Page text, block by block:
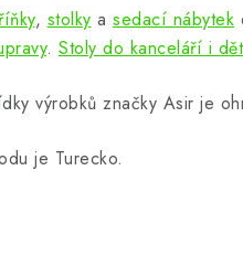
, stolky a sedací nábytek
. Stoly do kanceláří i
výrobků značky Asir je
je Turecko.